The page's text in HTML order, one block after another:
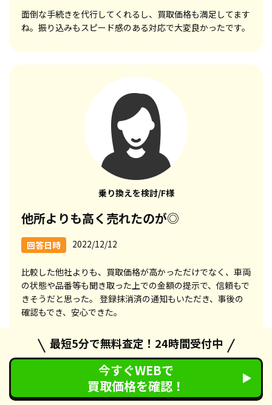
面倒な手続きを代行してくれるし、買取価格も満足してます
ね。振り込みもスピード感のある対応で大変良かったです。
乗り換えを検討/F様
他所よりも高く売れたのが◎
回答日時 2022/12/12
比較した他社よりも、買取価格が高かっただけでなく、車両
の状態や品番等も聞き取った上での金額の提示で、信頼もで
きそうだと思った。 登録抹消済の通知もいただき、事後の
確認もでき、安心できた。
最短5分で無料査定！24時間受付中
今すぐWEBで
買取価格を確認！